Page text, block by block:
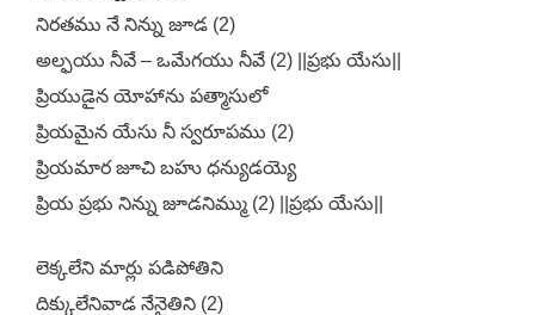
నిరతము నే నిన్ను జూడ (2)
అల్ఫయు నీవే – ఒమేగయు నీవే (2) ||ప్రభు యేసు||
ప్రియుడైన యోహాను పత్మాసులో
ప్రియమైన యేసు నీ స్వరూపము (2)
ప్రియమార జూచి బహు ధన్యుడయ్యె
ప్రియ ప్రభు నిన్ను జూడనిమ్ము (2) ||ప్రభు యేసు||
లెక్కలేని మార్లు పడిపోతిని
దిక్కులేనివాడ నేనైతిని (2)